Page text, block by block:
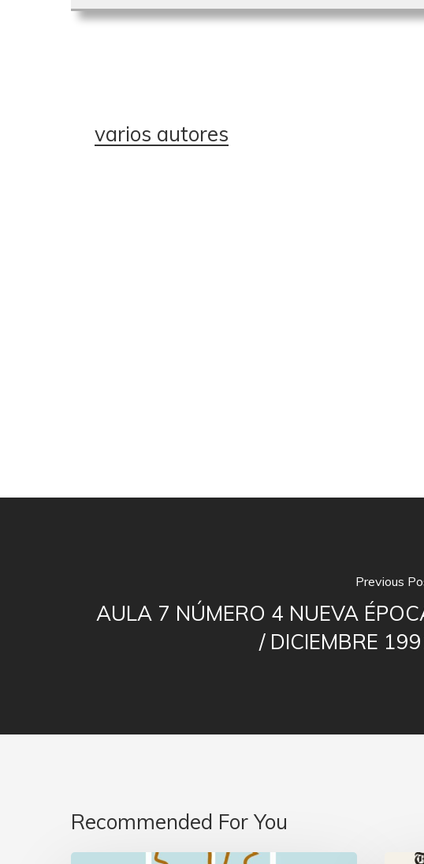
varios autores
Previous
AULA 7 NÚMERO 4 NUEVA
/ DICIEMBRE
Recommended For You